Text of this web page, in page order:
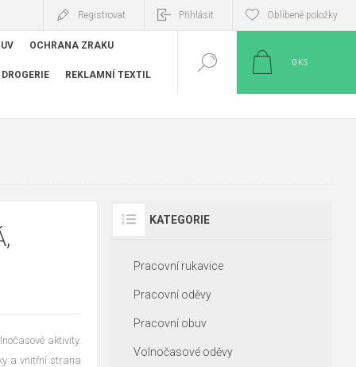
Registrovat Přihlásit Oblíbené položky
OCHRANA ZRAKU
DROGERIE REKLAMNÍ TEXTIL
0 KS
aktivity.
a vnitřní strana
KATEGORIE
Pracovní rukavice
Pracovní oděvy
Pracovní obuv
Volnočasové oděvy